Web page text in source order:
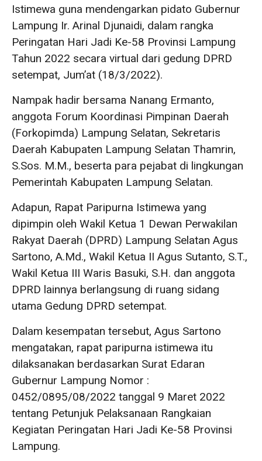
Istimewa guna mendengarkan pidato Gubernur
Lampung Ir. Arinal Djunaidi, dalam rangka
Peringatan Hari Jadi Ke-58 Provinsi Lampung
Tahun 2022 secara virtual dari gedung DPRD
setempat, Jum’at (18/3/2022).
Nampak hadir bersama Nanang Ermanto,
anggota Forum Koordinasi Pimpinan Daerah
(Forkopimda) Lampung Selatan, Sekretaris
Daerah Kabupaten Lampung Selatan Thamrin,
S.Sos. M.M., beserta para pejabat di lingkungan
Pemerintah Kabupaten Lampung Selatan.
Adapun, Rapat Paripurna Istimewa yang
dipimpin oleh Wakil Ketua 1 Dewan Perwakilan
Rakyat Daerah (DPRD) Lampung Selatan Agus
Sartono, A.Md., Wakil Ketua II Agus Sutanto, S.T.,
Wakil Ketua III Waris Basuki, S.H. dan anggota
DPRD lainnya berlangsung di ruang sidang
utama Gedung DPRD setempat.
Dalam kesempatan tersebut, Agus Sartono
mengatakan, rapat paripurna istimewa itu
dilaksanakan berdasarkan Surat Edaran
Gubernur Lampung Nomor :
0452/0895/08/2022 tanggal 9 Maret 2022
tentang Petunjuk Pelaksanaan Rangkaian
Kegiatan Peringatan Hari Jadi Ke-58 Provinsi
Lampung.